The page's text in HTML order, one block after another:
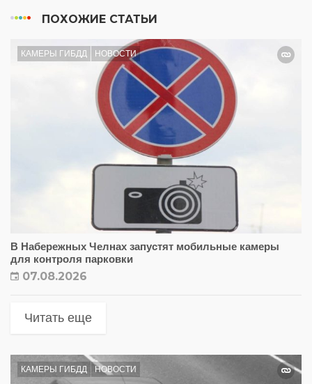
ПОХОЖИЕ СТАТЬИ
КАМЕРЫ ГИБДД НОВОСТИ
В Набережных Челнах запустят мобильные камеры
для контроля парковки
07.08.2026
Читать еще
КАМЕРЫ ГИБДД НОВОСТИ